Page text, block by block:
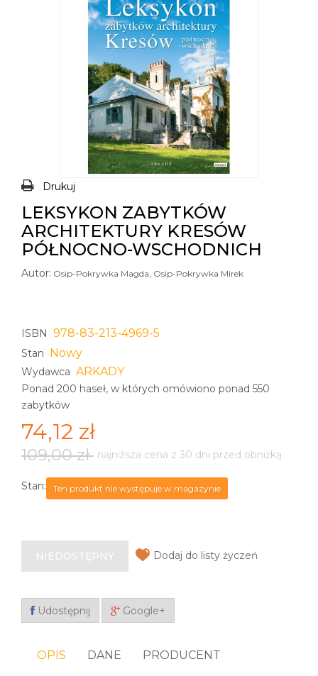
Drukuj
LEKSYKON ZABYTKÓW
ARCHITEKTURY KRESÓW
PÓŁNOCNO-WSCHODNICH
Autor: Osip-Pokrywka Magda, Osip-Pokrywka Mirek
ISBN 978-83-213-4969-5
Stan Nowy
Wydawca ARKADY
Ponad 200 haseł, w których omówiono ponad 550
zabytków
74,12 zł
109,00 zł najniższa cena z 30 dni przed obniżką
Stan: Ten produkt nie występuje w magazynie
NIEDOSTĘPNY Dodaj do listy życzeń
Udostępnij Google+
OPIS DANE PRODUCENT